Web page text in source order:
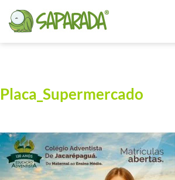
Placa_Supermercado